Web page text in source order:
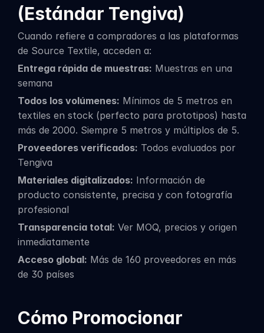
(Estándar Tengiva)
Cuando refiere a compradores a las plataformas
de Source Textile, acceden a:
Entrega rápida de muestras: Muestras en una
semana
Todos los volúmenes: Mínimos de 5 metros en
textiles en stock (perfecto para prototipos) hasta
más de 2000. Siempre 5 metros y múltiplos de 5.
Proveedores verificados: Todos evaluados por
Tengiva
Materiales digitalizados: Información de
producto consistente, precisa y con fotografía
profesional
Transparencia total: Ver MOQ, precios y origen
inmediatamente
Acceso global: Más de 160 proveedores en más
de 30 países
Cómo Promocionar